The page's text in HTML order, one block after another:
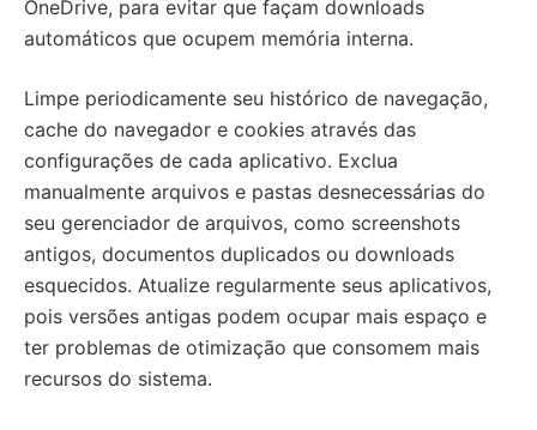
OneDrive, para evitar que façam downloads
automáticos que ocupem memória interna.
Limpe periodicamente seu histórico de navegação,
cache do navegador e cookies através das
configurações de cada aplicativo. Exclua
manualmente arquivos e pastas desnecessárias do
seu gerenciador de arquivos, como screenshots
antigos, documentos duplicados ou downloads
esquecidos. Atualize regularmente seus aplicativos,
pois versões antigas podem ocupar mais espaço e
ter problemas de otimização que consomem mais
recursos do sistema.